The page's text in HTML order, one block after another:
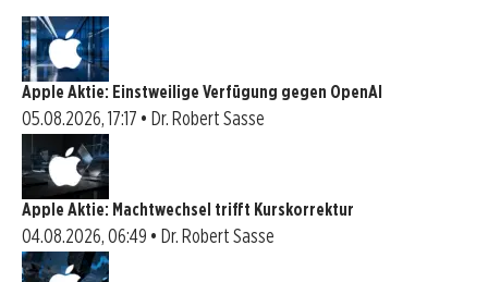
Apple Aktie: Einstweilige Verfügung gegen OpenAI
05.08.2026, 17:17 • Dr. Robert Sasse
Apple Aktie: Machtwechsel trifft Kurskorrektur
04.08.2026, 06:49 • Dr. Robert Sasse